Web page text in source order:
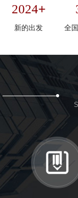
2024+
新的出发 全